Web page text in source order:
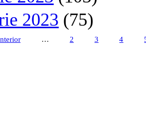
2023 (75)
… 2 3 4